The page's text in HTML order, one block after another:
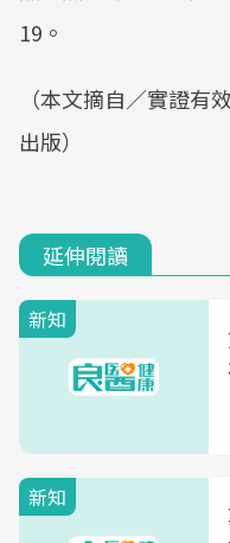
19。
（本文摘自／實證有
出版）
延伸閱讀
新知
新知